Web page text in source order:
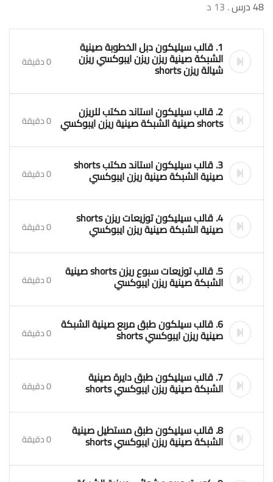
48 درس . 13 د
1. قالب سيليكون دبل الخطوبة صينية
الشبكة صينية ريزن ريزن ايبوكسي ريزن
شيالة ريزن shorts 0 دقيقة
2. قالب سيليكون استاند مكتب للريزن
shorts صينية الشبكة صينية ريزن ايبوكسي 0 دقيقة
3. قالب سيليكون استاند مكتب shorts
صينية الشبكة صينية ريزن ايبوكسي 0 دقيقة
4. قالب سيليكون توزيعات ريزن shorts
صينية الشبكة صينية ريزن ايبوكسي 0 دقيقة
5. قالب توزيعات سبوع ريزن shorts صينية
الشبكة صينية ريزن ايبوكسي 0 دقيقة
6. قالب سيلكون طبق مربع صينية الشبكة
صينية ريزن ايبوكسي shorts 0 دقيقة
7. قالب سيليكون طبق دايرة صينية
الشبكة صينية ريزن ايبوكسي shorts 0 دقيقة
8. قالب سيليكون طبق مستطيل صينية
الشبكة صينية ريزن ايبوكسي shorts 0 دقيقة